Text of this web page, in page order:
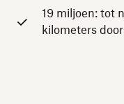
19 miljoen: tot
kilometers